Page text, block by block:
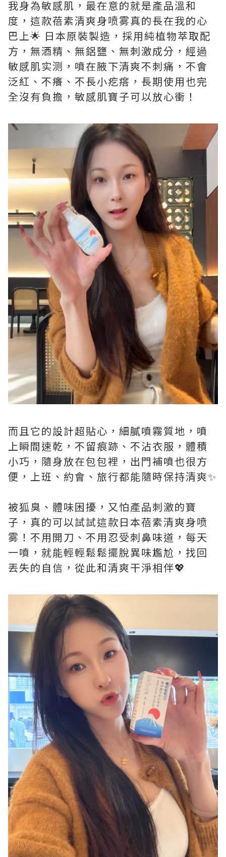
我身為敏感肌，最在意的就是產品溫和
度，這款蓓素清爽身喷雾真的長在我的心
巴上🌟 日本原裝製造，採用純植物萃取配
方，無酒精、無鋁鹽、無刺激成分，經過
敏感肌实测，噴在腋下清爽不刺痛，不會
泛紅、不癢、不長小疙瘩，長期使用也完
全沒有負擔，敏感肌寶子可以放心衝！
而且它的設計超貼心，細膩噴霧質地，噴
上瞬間速乾，不留痕跡、不沾衣服，體積
小巧，隨身放在包包裡，出門補噴也很方
便，上班、約會、旅行都能隨時保持清爽✨
被狐臭、體味困擾，又怕產品刺激的寶
子，真的可以試試這款日本蓓素清爽身喷
雾！不用開刀、不用忍受刺鼻味道，每天
一噴，就能輕輕鬆鬆擺脫異味尷尬，找回
丟失的自信，從此和清爽干淨相伴💖